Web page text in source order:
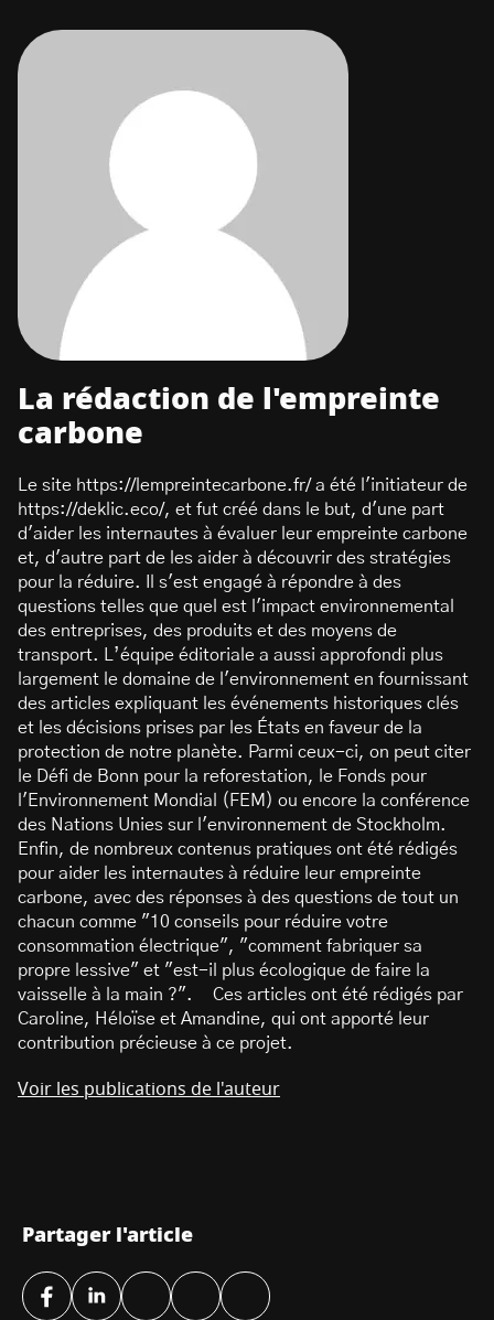
La rédaction de l'empreinte
carbone
Le site https://lempreintecarbone.fr/ a été l'initiateur de
https://deklic.eco/, et fut créé dans le but, d'une part
d'aider les internautes à évaluer leur empreinte carbone
et, d'autre part de les aider à découvrir des stratégies
pour la réduire. Il s'est engagé à répondre à des
questions telles que quel est l'impact environnemental
des entreprises, des produits et des moyens de
transport. L’équipe éditoriale a aussi approfondi plus
largement le domaine de l'environnement en fournissant
des articles expliquant les événements historiques clés
et les décisions prises par les États en faveur de la
protection de notre planète. Parmi ceux-ci, on peut citer
le Défi de Bonn pour la reforestation, le Fonds pour
l'Environnement Mondial (FEM) ou encore la conférence
des Nations Unies sur l'environnement de Stockholm.
Enfin, de nombreux contenus pratiques ont été rédigés
pour aider les internautes à réduire leur empreinte
carbone, avec des réponses à des questions de tout un
chacun comme "10 conseils pour réduire votre
consommation électrique", "comment fabriquer sa
propre lessive" et "est-il plus écologique de faire la
vaisselle à la main ?". Ces articles ont été rédigés par
Caroline, Héloïse et Amandine, qui ont apporté leur
contribution précieuse à ce projet.
Voir les publications de l'auteur
Partager l'article